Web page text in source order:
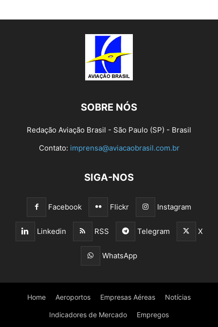
SOBRE NÓS
Redação Aviação Brasil - São Paulo (SP) - Brasil
Contato: imprensa@aviacaobrasil.com.br
SIGA-NOS
Facebook Flickr Instagram
Linkedin RSS Telegram X
WhatsApp
Home Aeroportos Empresas Aéreas Notícias
Indicadores de Mercado Empregos